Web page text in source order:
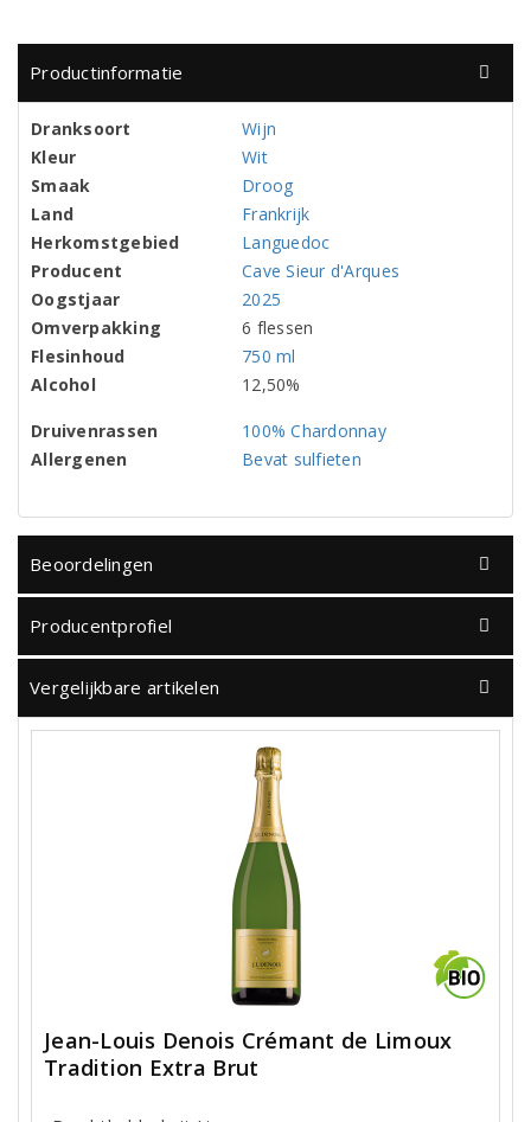
Productinformatie
Dranksoort
Wijn
Kleur
Wit
Smaak
Droog
Land
Frankrijk
Herkomstgebied
Languedoc
Producent
Cave Sieur d'Arques
Oogstjaar
2025
Omverpakking
6 flessen
Flesinhoud
750 ml
Alcohol
12,50%
Druivenrassen
100% Chardonnay
Allergenen
Bevat sulfieten
Beoordelingen
Producentprofiel
Vergelijkbare artikelen
Jean-Louis Denois Crémant de Limoux
Tradition Extra Brut